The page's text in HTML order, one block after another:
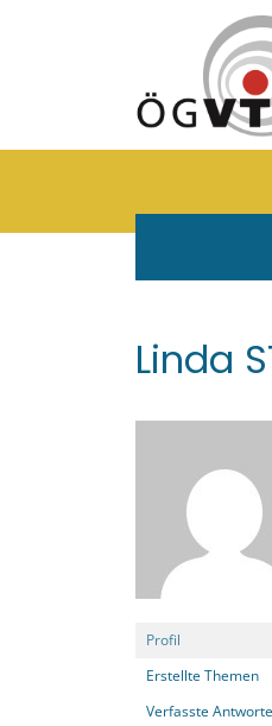
Linda
Profil
Erstellte Themen
Verfasste